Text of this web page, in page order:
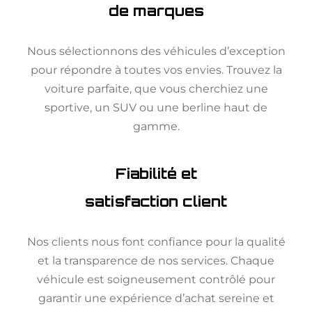
de marques
Nous sélectionnons des véhicules d’exception
pour répondre à toutes vos envies. Trouvez la
voiture parfaite, que vous cherchiez une
sportive, un SUV ou une berline haut de
gamme.
Fiabilité et
satisfaction client
Nos clients nous font confiance pour la qualité
et la transparence de nos services. Chaque
véhicule est soigneusement contrôlé pour
garantir une expérience d’achat sereine et